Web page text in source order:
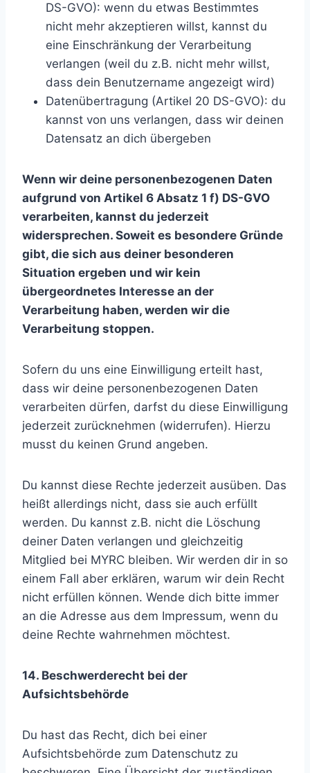
DS-GVO): wenn du etwas Bestimmtes
nicht mehr akzeptieren willst, kannst du
eine Einschränkung der Verarbeitung
verlangen (weil du z.B. nicht mehr willst,
dass dein Benutzername angezeigt wird)
Datenübertragung (Artikel 20 DS-GVO): du
kannst von uns verlangen, dass wir deinen
Datensatz an dich übergeben
Wenn wir deine personenbezogenen Daten
aufgrund von Artikel 6 Absatz 1 f) DS-GVO
verarbeiten, kannst du jederzeit
widersprechen. Soweit es besondere Gründe
gibt, die sich aus deiner besonderen
Situation ergeben und wir kein
übergeordnetes Interesse an der
Verarbeitung haben, werden wir die
Verarbeitung stoppen.
Sofern du uns eine Einwilligung erteilt hast,
dass wir deine personenbezogenen Daten
verarbeiten dürfen, darfst du diese Einwilligung
jederzeit zurücknehmen (widerrufen). Hierzu
musst du keinen Grund angeben.
Du kannst diese Rechte jederzeit ausüben. Das
heißt allerdings nicht, dass sie auch erfüllt
werden. Du kannst z.B. nicht die Löschung
deiner Daten verlangen und gleichzeitig
Mitglied bei MYRC bleiben. Wir werden dir in so
einem Fall aber erklären, warum wir dein Recht
nicht erfüllen können. Wende dich bitte immer
an die Adresse aus dem Impressum, wenn du
deine Rechte wahrnehmen möchtest.
14. Beschwerderecht bei der
Aufsichtsbehörde
Du hast das Recht, dich bei einer
Aufsichtsbehörde zum Datenschutz zu